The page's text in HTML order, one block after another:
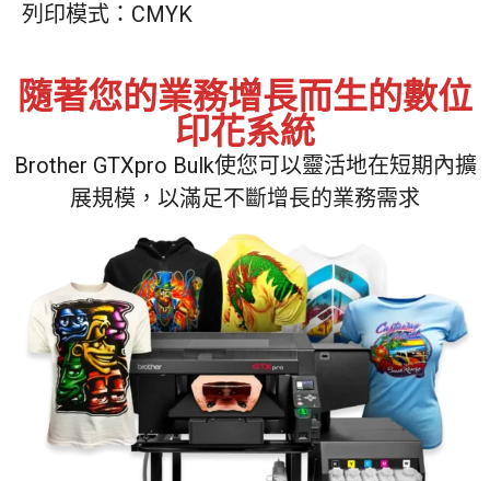
列印模式：CMYK
隨著您的業務增長而生的數位
印花系統
Brother GTXpro Bulk使您可以靈活地在短期內擴
展規模，以滿足不斷增長的業務需求